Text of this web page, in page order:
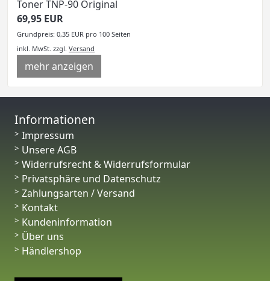
Toner TNP-90 Original
69,95 EUR
Grundpreis: 0,35 EUR pro 100 Seiten
inkl. MwSt. zzgl. Versand
mehr anzeigen
Informationen
Impressum
Unsere AGB
Widerrufsrecht & Widerrufsformular
Privatsphäre und Datenschutz
Zahlungsarten / Versand
Kontakt
Kundeninformation
Über uns
Händlershop